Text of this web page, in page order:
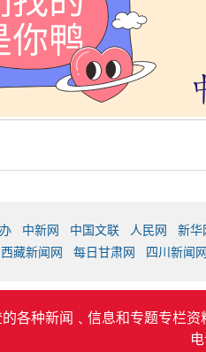
中新网 中国文联 人民网 新华
藏新闻网 每日甘肃网 四川新闻网
各种新闻﹑信息和专题专栏